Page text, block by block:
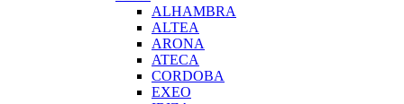
ALHAMBRA
ALTEA
ARONA
ATECA
CORDOBA
EXEO